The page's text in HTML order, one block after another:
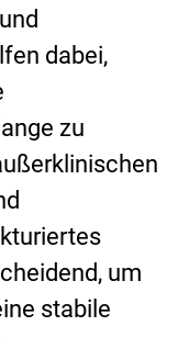
dabei,
zu
um
stabile